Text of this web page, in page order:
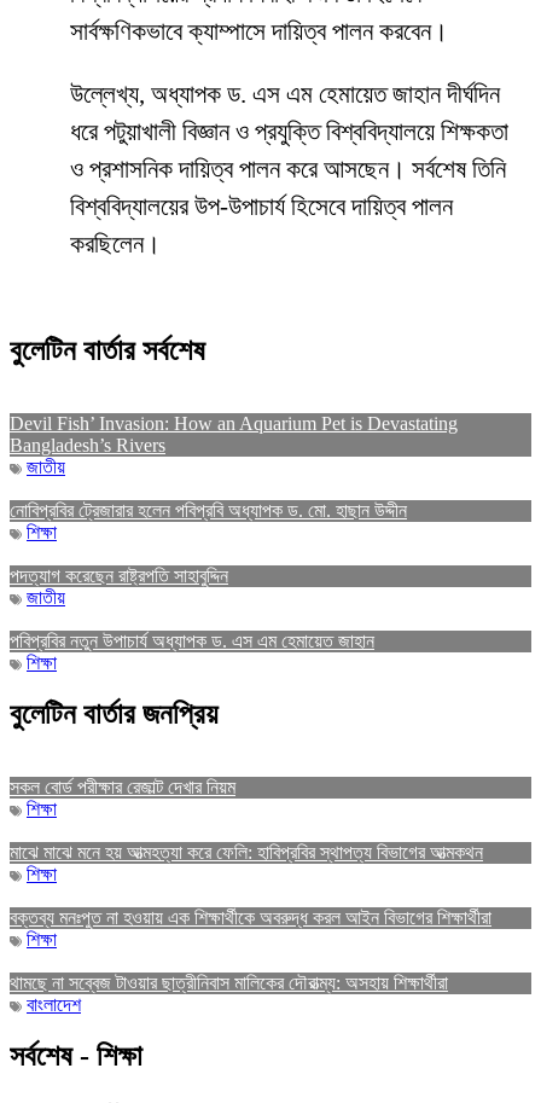
সার্বক্ষণিকভাবে ক্যাম্পাসে দায়িত্ব পালন করবেন।
উল্লেখ্য, অধ্যাপক ড. এস এম হেমায়েত জাহান দীর্ঘদিন
ধরে পটুয়াখালী বিজ্ঞান ও প্রযুক্তি বিশ্ববিদ্যালয়ে শিক্ষকতা
ও প্রশাসনিক দায়িত্ব পালন করে আসছেন। সর্বশেষ তিনি
বিশ্ববিদ্যালয়ের উপ-উপাচার্য হিসেবে দায়িত্ব পালন
করছিলেন।
বুলেটিন বার্তার সর্বশেষ
Devil Fish’ Invasion: How an Aquarium Pet is Devastating
Bangladesh’s Rivers
জাতীয়
নোবিপ্রবির ট্রেজারার হলেন পবিপ্রবি অধ্যাপক ড. মো. হাছান উদ্দীন
শিক্ষা
পদত্যাগ করেছেন রাষ্ট্রপতি সাহাবুদ্দিন
জাতীয়
পবিপ্রবির নতুন উপাচার্য অধ্যাপক ড. এস এম হেমায়েত জাহান
শিক্ষা
বুলেটিন বার্তার জনপ্রিয়
সকল বোর্ড পরীক্ষার রেজাল্ট দেখার নিয়ম
শিক্ষা
মাঝে মাঝে মনে হয় আত্মহত্যা করে ফেলি: হাবিপ্রবির স্থাপত্য বিভাগের আত্মকথন
শিক্ষা
বক্তব্য মনঃপুত না হওয়ায় এক শিক্ষার্থীকে অবরুদ্ধ করল আইন বিভাগের শিক্ষার্থীরা
শিক্ষা
থামছে না সব্বেজ টাওয়ার ছাত্রীনিবাস মালিকের দৌরাত্ম্য: অসহায় শিক্ষার্থীরা
বাংলাদেশ
সর্বশেষ - শিক্ষা